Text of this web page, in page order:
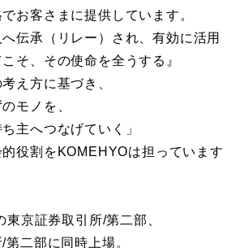
お客さまに提供しています。
へ伝承（リレー）され、有効に活用
そ、その使命を全うする』
え方に基づき、
モノを、
主へつなげていく」
役割をKOMEHYOは担っています
京証券取引所/第二部、
二部に同時上場。